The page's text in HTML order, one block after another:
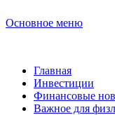
Основное меню
Главная
Инвестиции
Финансовые
Важное для